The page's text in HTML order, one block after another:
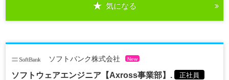
気になる
ソフトバンク株式会社 New
ソフトウェアエンジニア【Axross事業部】. 正社員